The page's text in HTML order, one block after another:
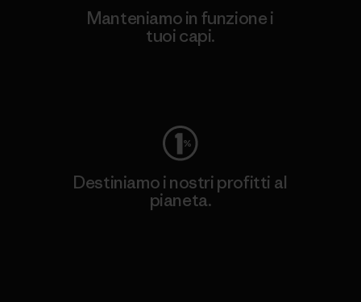
Manteniamo in funzione i
tuoi capi.
Destiniamo i nostri profitti al
pianeta.